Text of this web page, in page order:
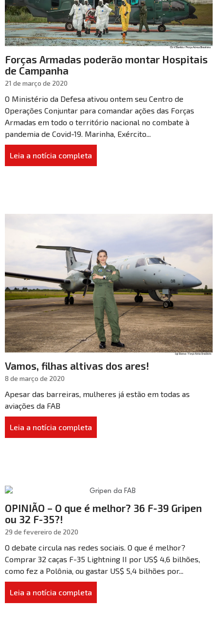
Forças Armadas poderão montar Hospitais
de Campanha
21 de março de 2020
O Ministério da Defesa ativou ontem seu Centro de
Operações Conjuntar para comandar ações das Forças
Armadas em todo o território nacional no combate à
pandemia de Covid-19. Marinha, Exército...
Leia a notícia completa
Vamos, filhas altivas dos ares!
8 de março de 2020
Apesar das barreiras, mulheres já estão em todas as
aviações da FAB
Leia a notícia completa
OPINIÃO – O que é melhor? 36 F-39 Gripen
ou 32 F-35?!
29 de fevereiro de 2020
O debate circula nas redes sociais. O que é melhor?
Comprar 32 caças F-35 Lightning II por US$ 4,6 bilhões,
como fez a Polônia, ou gastar US$ 5,4 bilhões por...
Leia a notícia completa